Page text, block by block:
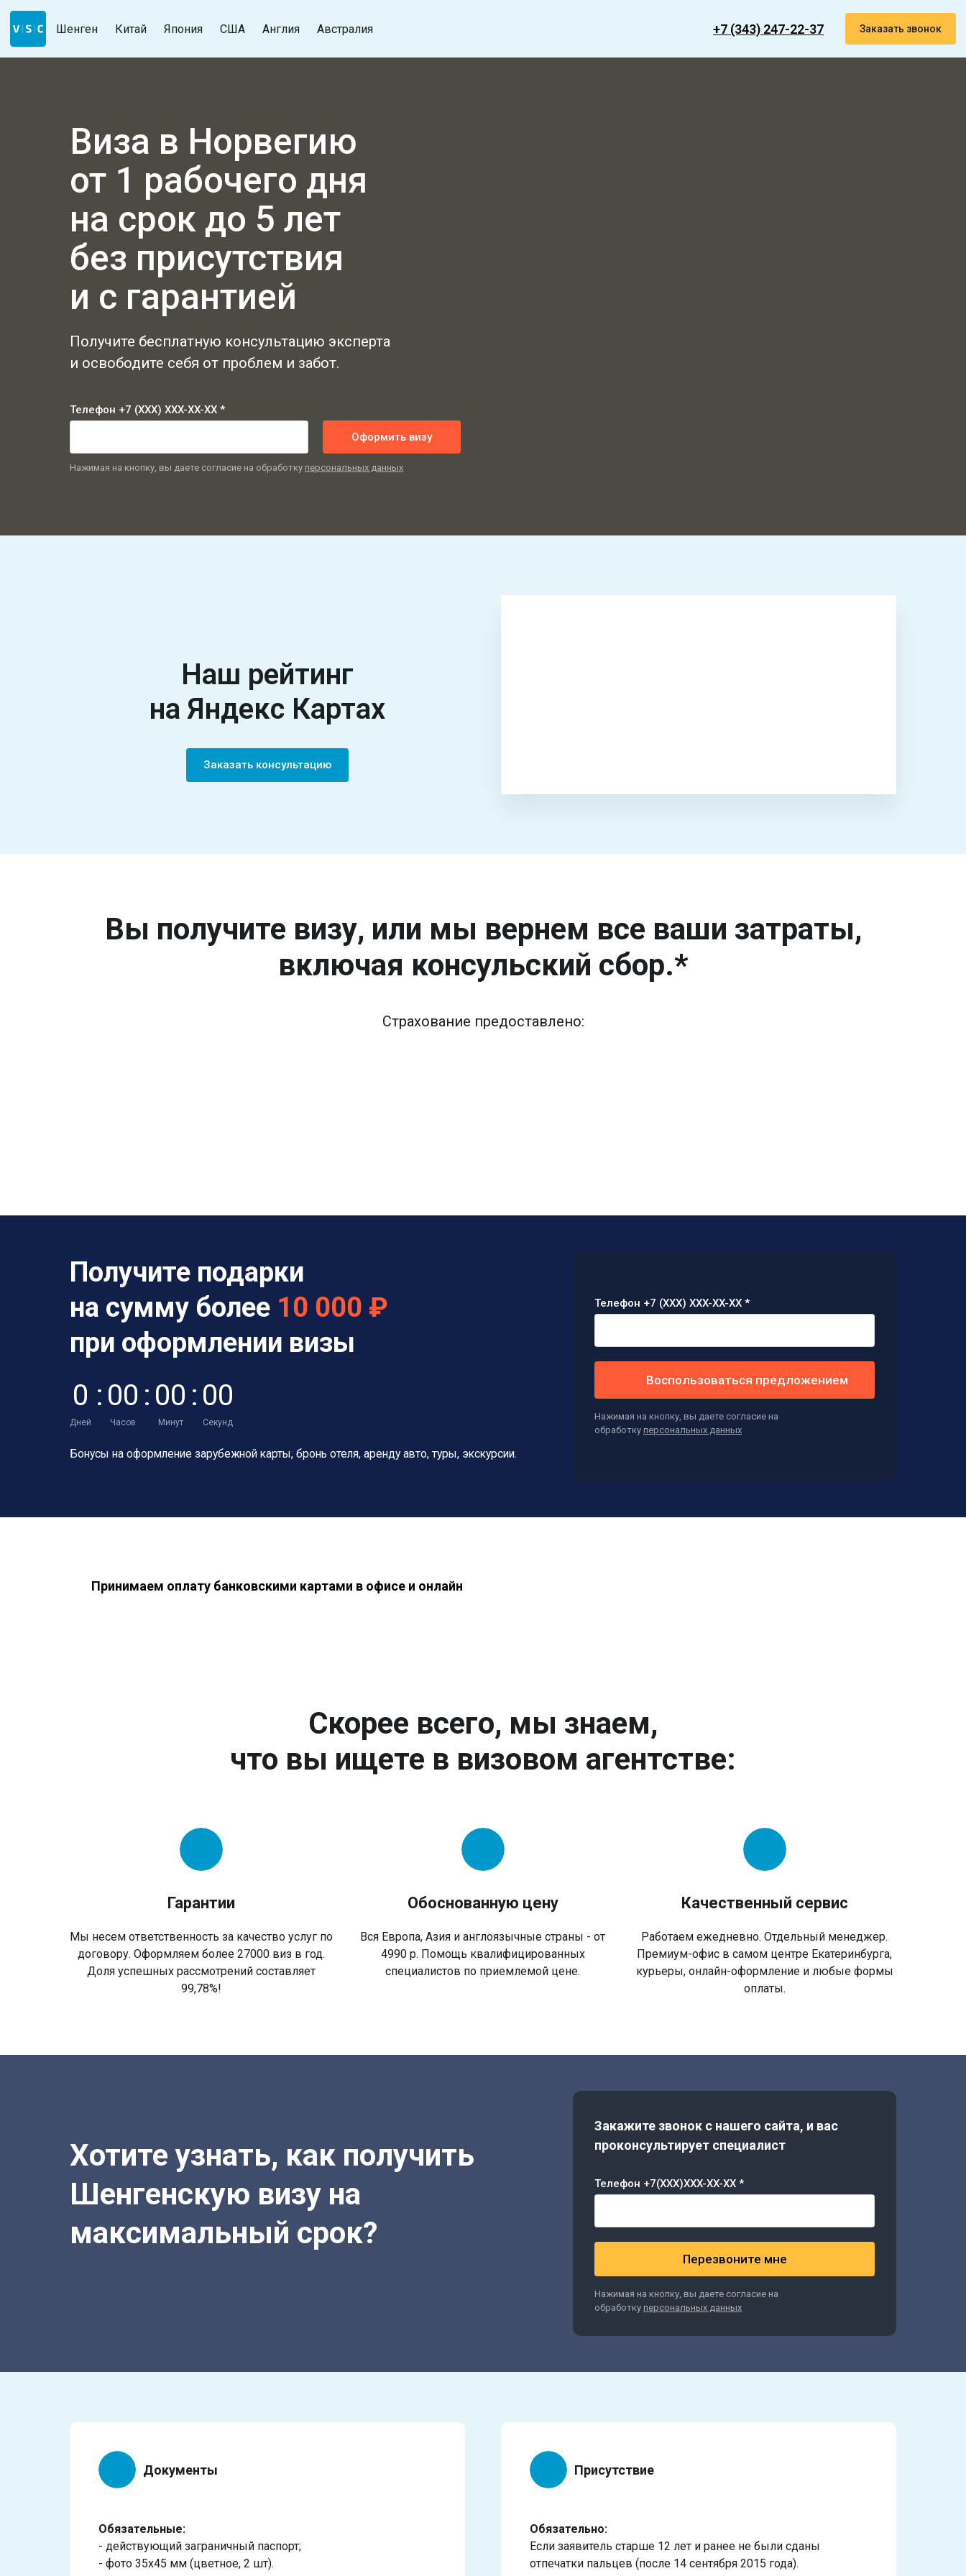
Шенген Китай Япония США Англия Австралия +7 (343) 247-22-37 Заказать звонок
Виза в Норвегию
от 1 рабочего дня
на срок до 5 лет
без присутствия
и с гарантией
Получите бесплатную консультацию эксперта
и освободите себя от проблем и забот.
Телефон +7 (XXX) XXX-XX-XX *
Оформить визу
Нажимая на кнопку, вы даете согласие на обработку персональных данных
Наш рейтинг
на Яндекс Картах
Заказать консультацию
Вы получите визу, или мы вернем все ваши затраты,
включая консульский сбор.*
Страхование предоставлено:
Получите подарки
на сумму более 10 000 ₽
при оформлении визы
0
Дней
: 00
Часов
: 00
Минут
: 00
Секунд
Бонусы на оформление зарубежной карты, бронь отеля, аренду авто, туры, экскурсии.
Телефон +7 (XXX) XXX-XX-XX *
Воспользоваться предложением
Нажимая на кнопку, вы даете согласие на
обработку персональных данных
Принимаем оплату банковскими картами в офисе и онлайн
Скорее всего, мы знаем,
что вы ищете в визовом агентстве:
Гарантии
Мы несем ответственность за качество услуг по
договору. Оформляем более 27000 виз в год.
Доля успешных рассмотрений составляет
99,78%!
Обоснованную цену
Вся Европа, Азия и англоязычные страны - от
4990 р. Помощь квалифицированных
специалистов по приемлемой цене.
Качественный сервис
Работаем ежедневно. Отдельный менеджер.
Премиум-офис в самом центре Екатеринбурга,
курьеры, онлайн-оформление и любые формы
оплаты.
Хотите узнать, как получить
Шенгенскую визу на
максимальный срок?
Закажите звонок с нашего сайта, и вас
проконсультирует специалист
Телефон +7(XXX)XXX-XX-XX *
Перезвоните мне
Нажимая на кнопку, вы даете согласие на
обработку персональных данных
Документы
Обязательные:
- действующий заграничный паспорт;
- фото 35х45 мм (цветное, 2 шт).
Присутствие
Обязательно:
Если заявитель старше 12 лет и ранее не были сданы
отпечатки пальцев (после 14 сентября 2015 года).